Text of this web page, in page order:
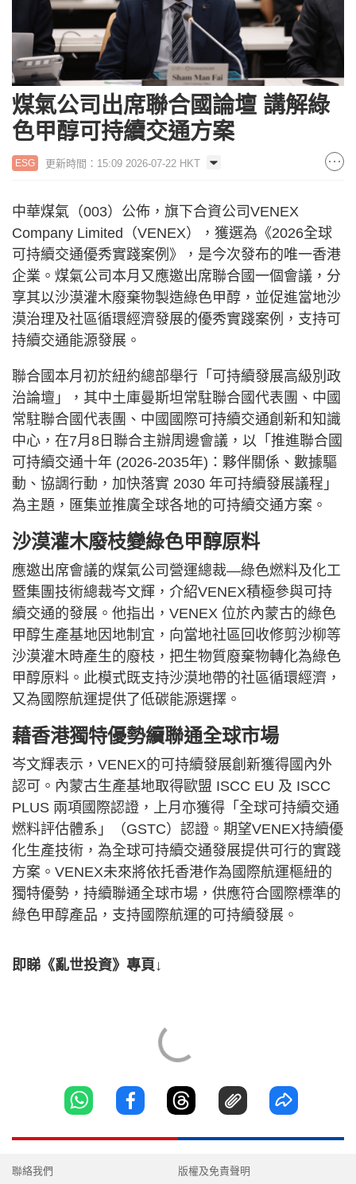
煤氣公司出席聯合國論壇 講解綠
色甲醇可持續交通方案
ESG 更新時間：15:09 2026-07-22 HKT
中華煤氣（003）公佈，旗下合資公司VENEX
Company Limited（VENEX），獲選為《2026全球
可持續交通優秀實踐案例》，是今次發布的唯一香港
企業。煤氣公司本月又應邀出席聯合國一個會議，分
享其以沙漠灌木廢棄物製造綠色甲醇，並促進當地沙
漠治理及社區循環經濟發展的優秀實踐案例，支持可
持續交通能源發展。
聯合國本月初於紐約總部舉行「可持續發展高級別政
治論壇」，其中土庫曼斯坦常駐聯合國代表團、中國
常駐聯合國代表團、中國國際可持續交通創新和知識
中心，在7月8日聯合主辦周邊會議，以「推進聯合國
可持續交通十年 (2026-2035年)：夥伴關係、數據驅
動、協調行動，加快落實 2030 年可持續發展議程」
為主題，匯集並推廣全球各地的可持續交通方案。
沙漠灌木廢枝變綠色甲醇原料
應邀出席會議的煤氣公司營運總裁—綠色燃料及化工
暨集團技術總裁岑文輝，介紹VENEX積極參與可持
續交通的發展。他指出，VENEX 位於內蒙古的綠色
甲醇生產基地因地制宜，向當地社區回收修剪沙柳等
沙漠灌木時產生的廢枝，把生物質廢棄物轉化為綠色
甲醇原料。此模式既支持沙漠地帶的社區循環經濟，
又為國際航運提供了低碳能源選擇。
藉香港獨特優勢續聯通全球市場
岑文輝表示，VENEX的可持續發展創新獲得國內外
認可。內蒙古生產基地取得歐盟 ISCC EU 及 ISCC
PLUS 兩項國際認證，上月亦獲得「全球可持續交通
燃料評估體系」（GSTC）認證。期望VENEX持續優
化生產技術，為全球可持續交通發展提供可行的實踐
方案。VENEX未來將依托香港作為國際航運樞紐的
獨特優勢，持續聯通全球市場，供應符合國際標準的
綠色甲醇產品，支持國際航運的可持續發展。
即睇《亂世投資》專頁↓
聯絡我們 版權及免責聲明